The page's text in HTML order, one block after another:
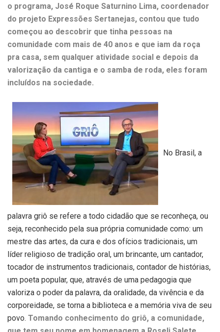
o programa, José Roque Saturnino Lima, coordenador
do projeto Expressões Sertanejas, contou que tudo
começou ao descobrir que tinha pessoas na
comunidade com mais de 40 anos e que iam da roça
pra casa, sem qualquer atividade social e depois da
valorização da cantiga e o samba de roda, eles foram
incluídos na sociedade.
No Brasil, a
palavra griô se refere a todo cidadão que se reconheça, ou
seja, reconhecido pela sua própria comunidade como: um
mestre das artes, da cura e dos ofícios tradicionais, um
líder religioso de tradição oral, um brincante, um cantador,
tocador de instrumentos tradicionais, contador de histórias,
um poeta popular, que, através de uma pedagogia que
valoriza o poder da palavra, da oralidade, da vivência e da
corporeidade, se torna a biblioteca e a memória viva de seu
povo. Tomando conhecimento do griô, a comunidade,